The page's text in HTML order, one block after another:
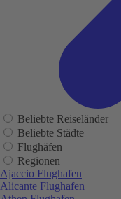
Beliebte Reiseländer
Beliebte Städte
Flughäfen
Regionen
Ajaccio Flughafen
Alicante Flughafen